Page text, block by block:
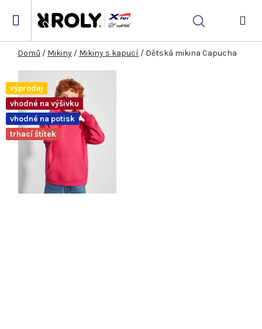
Hledat
Domů / Mikiny / Mikiny s kapucí / Dětská mikina Capucha
výprodej
vhodné na výšivku
vhodné na potisk
trhací štítek